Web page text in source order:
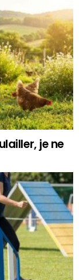
je ne